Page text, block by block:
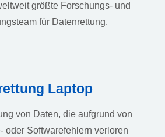
größte Forschungs- und
für Datenrettung.
Laptop
von Daten, die aufgrund von
oder Softwarefehlern verloren